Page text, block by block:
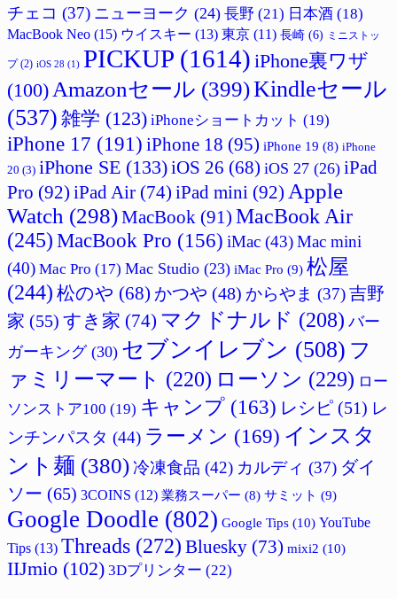
チェコ (37) ニューヨーク (24) 長野 (21) 日本酒 (18)
MacBook Neo (15) ウイスキー (13) 東京 (11) 長崎 (6) ミニストッ
プ(2) iOS 28 (1) PICKUP (1614) iPhone裏ワザ
(100) Amazonセール (399)Kindleセール
(537) 雑学 (123) iPhoneショートカット (19)
iPhone 17 (191) iPhone 18 (95) iPhone 19 (8) iPhone
20 (3) iPhone SE (133)iOS 26 (68) iOS 27 (26) iPad
Pro (92) iPad Air (74) iPad mini (92) Apple
Watch (298)MacBook (91) MacBook Air
(245) MacBook Pro (156) iMac (43)Mac mini
(40) Mac Pro (17) Mac Studio (23) iMac Pro (9) 松屋
(244) 松のや (68) かつや (48) からやま (37)吉野
家 (55) すき家 (74) マクドナルド (208) バー
ガーキング(30) セブンイレブン (508) フ
ァミリーマート (220) ローソン (229) ロー
ソンストア100 (19) キャンプ (163) レシピ (51) レ
ンチンパスタ (44) ラーメン (169) インスタ
ント麺 (380)冷凍食品 (42) カルディ (37) ダイ
ソー (65) 3COINS (12) 業務スーパー (8) サミット (9)
Google Doodle (802) Google Tips (10) YouTube
Tips (13) Threads (272) Bluesky (73) mixi2 (10)
IIJmio (102) 3Dプリンター (22)